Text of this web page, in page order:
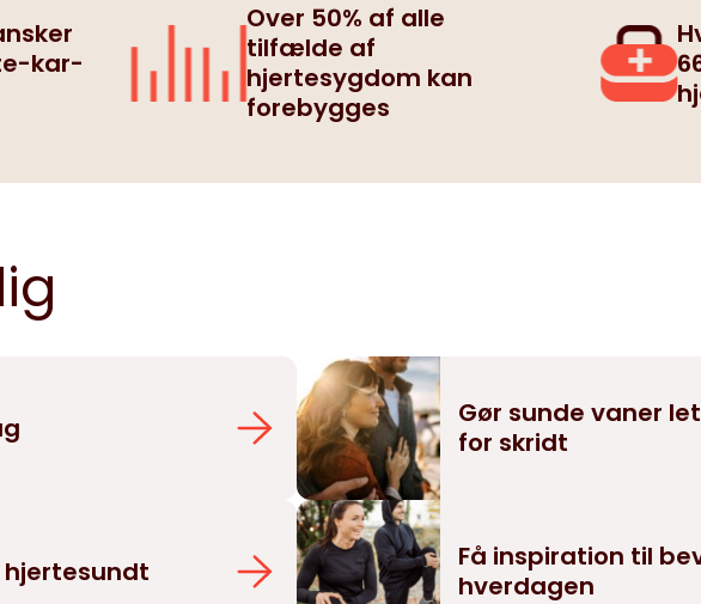
kar-
Over 50% af alle
tilfælde af
hjertesygdom kan
forebygges
Gør sunde vaner
for skridt
hjertesundt
Få inspiration til
hverdagen